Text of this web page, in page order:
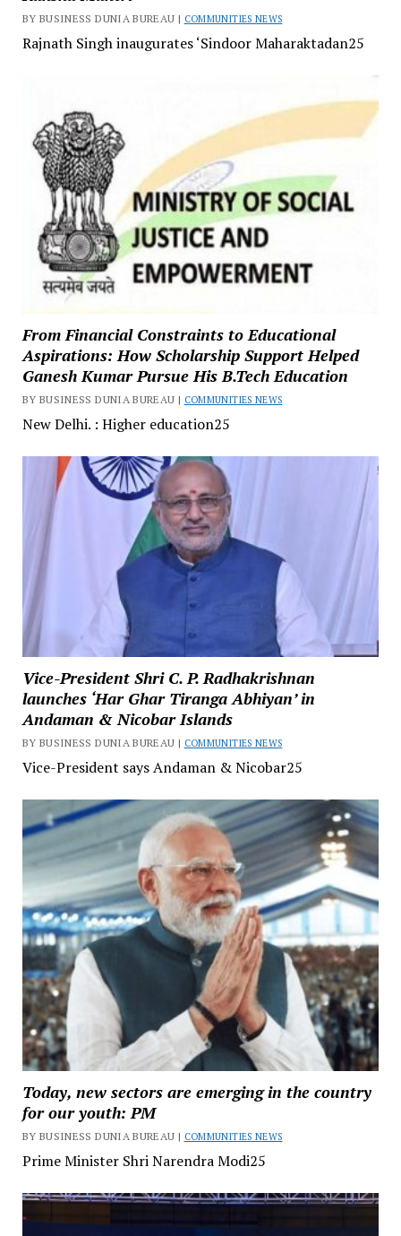
BY BUSINESS DUNIA BUREAU | COMMUNITIES NEWS
Rajnath Singh inaugurates ‘Sindoor Maharaktadan25
From Financial Constraints to Educational
Aspirations: How Scholarship Support Helped
Ganesh Kumar Pursue His B.Tech Education
BY BUSINESS DUNIA BUREAU | COMMUNITIES NEWS
New Delhi. : Higher education25
Vice-President Shri C. P. Radhakrishnan
launches ‘Har Ghar Tiranga Abhiyan’ in
Andaman & Nicobar Islands
BY BUSINESS DUNIA BUREAU | COMMUNITIES NEWS
Vice-President says Andaman & Nicobar25
Today, new sectors are emerging in the country
for our youth: PM
BY BUSINESS DUNIA BUREAU | COMMUNITIES NEWS
Prime Minister Shri Narendra Modi25